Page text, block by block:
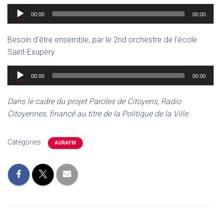
Lecteur
audio
00:00 00:00
Besoin d’être ensemble, par le 2nd orchestre de l’école
Saint-Exupéry
Lecteur
audio
00:00 00:00
Dans le cadre du projet Paroles de Citoyens, Radio
Citoyennes, financé au titre de la Politique de la Ville.
Catégories : AURAFM